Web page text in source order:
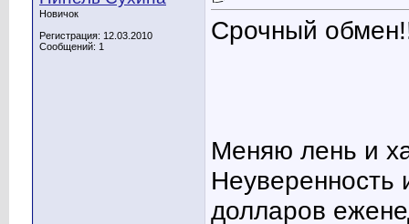
Новичок
Регистрация: 12.03.2010
Сообщений: 1
Срочный
Меняю лень и
Неуверенность
долларов